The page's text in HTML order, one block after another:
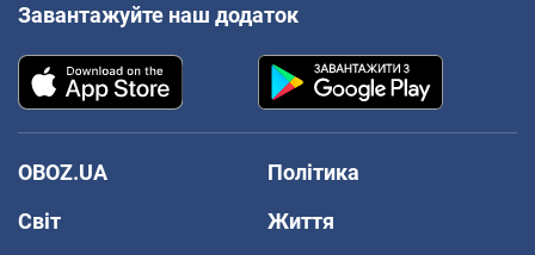
Завантажуйте наш додаток
OBOZ.UA
Політика
Світ
Життя